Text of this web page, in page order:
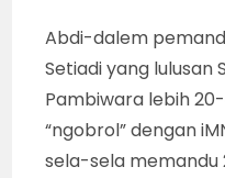
Abdi-dalem
Setiadi yang lulusan
Pambiwara lebih
“ngobrol” dengan
sela-sela memandu